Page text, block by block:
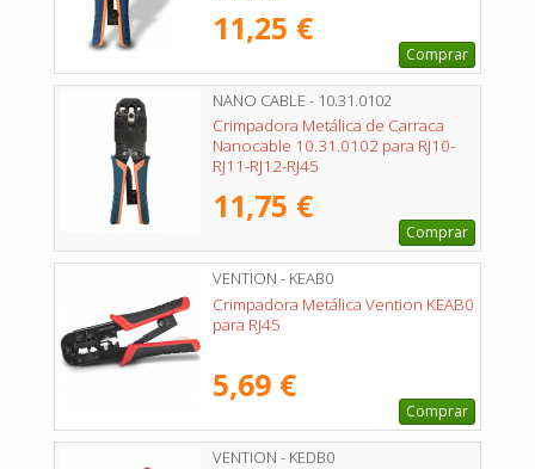
11,25 €
Comprar
NANO CABLE - 10.31.0102
Crimpadora Metálica de Carraca
Nanocable 10.31.0102 para RJ10-
RJ11-RJ12-RJ45
11,75 €
Comprar
VENTION - KEAB0
Crimpadora Metálica Vention KEAB0
para RJ45
5,69 €
Comprar
VENTION - KEDB0